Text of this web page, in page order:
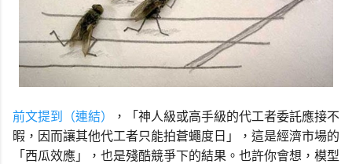
前文提到（連結）
，「神人級或高手級的代工者委託應接不
暇，因而讓其他代工者只能拍蒼蠅度日」，這是經濟市場的
「西瓜效應」，也是殘酷競爭下的結果。也許你會想，模型